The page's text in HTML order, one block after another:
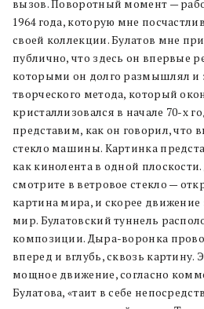
вызов. Поворотный момент —
1964 года, которую мне
своей коллекции. Булатов мне
публично, что здесь он впервые
которыми он долго размышлял и
творческого метода, который
кристаллизовался в начале 70-х
представим, как он говорил, что
стекло машины. Картинка
как кинолента в одной
смотрите в ветровое стекло —
картина мира, и скорее движение
мир. Булатовский туннель
композиции. Дыра-воронка
вперед и вглубь, сквозь картину.
мощное движение, согласно
Булатова, «таит в себе